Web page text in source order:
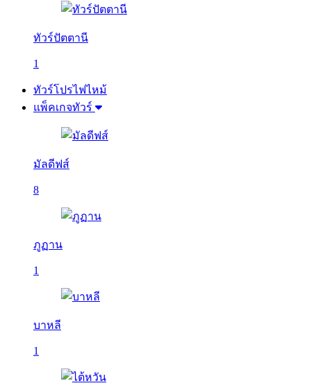
ทัวร์ปัตตานี
1
ทัวร์โปรไฟไหม้
แพ็คเกจทัวร์
มัลดีฟส์
8
ภูฏาน
1
บาหลี
1